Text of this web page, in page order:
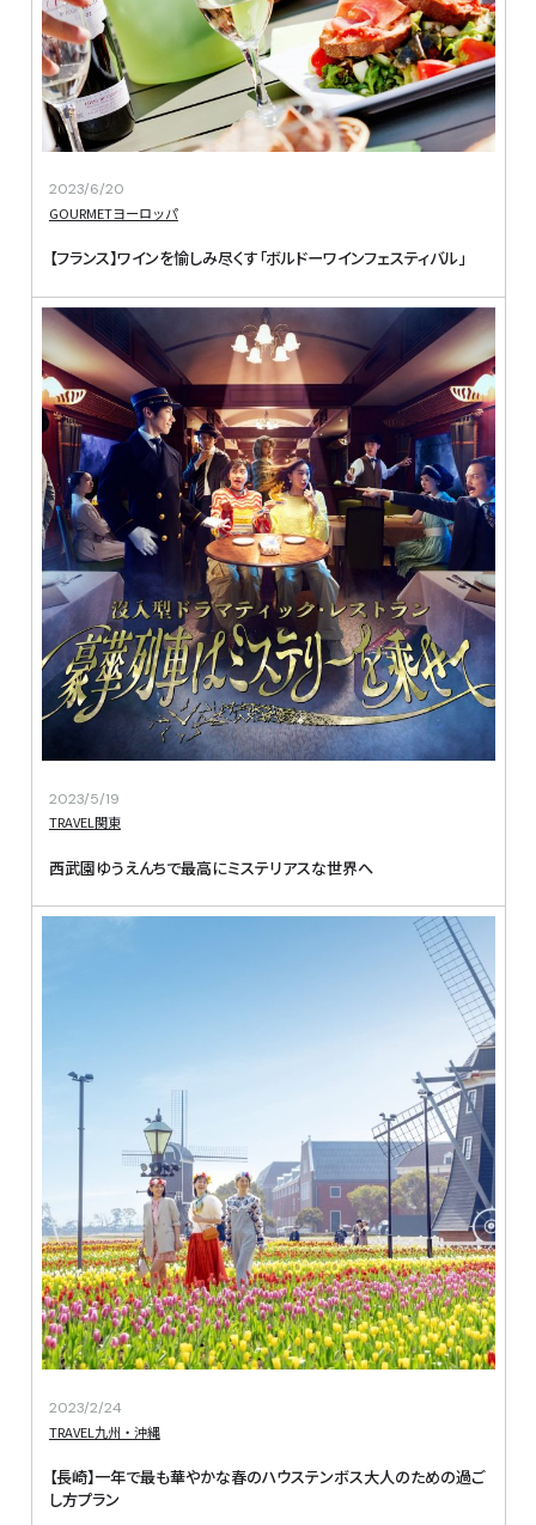
2023/6/20
GOURMETヨーロッパ
【フランス】ワインを愉しみ尽くす「ボルドーワインフェスティバル」
2023/5/19
TRAVEL関東
西武園ゆうえんちで最高にミステリアスな世界へ
2023/2/24
TRAVEL 九州・沖縄
【長崎】一年で最も華やかな春のハウステンボス大人のための過ご
し方プラン